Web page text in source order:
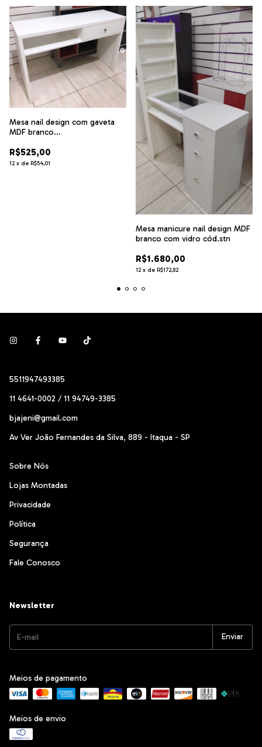
Mesa nail design com gaveta
MDF branco
R$525,00
12 x de R$54,01
Mesa manicure nail design MDF
branco com vidro cód.stn
R$1.680,00
12 x de R$172,82
5511947493385
11 4641-0002 / 11 94749-3385
bjajeni@gmail.com
Av Ver João Fernandes da Silva, 889 - Itaqua - SP
Sobre Nós
Lojas Montadas
Privacidade
Política
Segurança
Fale Conosco
Newsletter
Meios de pagamento
Meios de envio